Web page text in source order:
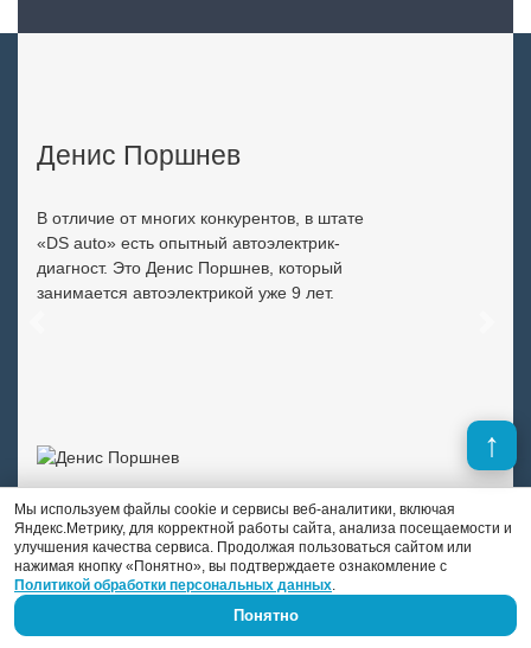
Денис Поршнев
В отличие от многих конкурентов, в штате
«DS auto» есть опытный автоэлектрик-
диагност. Это Денис Поршнев, который
занимается автоэлектрикой уже 9 лет.
Мы используем файлы cookie и сервисы веб-аналитики, включая
Яндекс.Метрику, для корректной работы сайта, анализа посещаемости и
улучшения качества сервиса. Продолжая пользоваться сайтом или
нажимая кнопку «Понятно», вы подтверждаете ознакомление с
Политикой обработки персональных данных.
Понятно